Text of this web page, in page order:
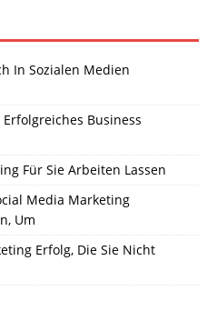
In Sozialen Medien
Business
Für Sie Arbeiten Lassen
Media Marketing
Um
Erfolg, Die Sie Nicht